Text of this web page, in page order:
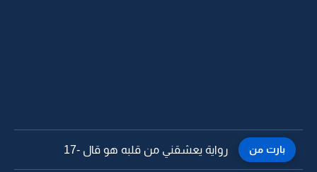
بارت من رواية يعشقني من قلبه هو قال -16